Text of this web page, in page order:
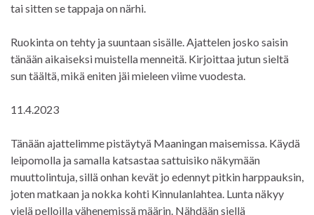
tai sitten se tappaja on närhi.
Ruokinta on tehty ja suuntaan sisälle. Ajattelen josko saisin
tänään aikaiseksi muistella menneitä. Kirjoittaa jutun sieltä
sun täältä, mikä eniten jäi mieleen viime vuodesta.
11.4.2023
Tänään ajattelimme pistäytyä Maaningan maisemissa. Käydä
leipomolla ja samalla katsastaa sattuisiko näkymään
muuttolintuja, sillä onhan kevät jo edennyt pitkin harppauksin,
joten matkaan ja nokka kohti Kinnulanlahtea. Lunta näkyy
vielä pelloilla vähenemissä määrin. Nähdään siellä